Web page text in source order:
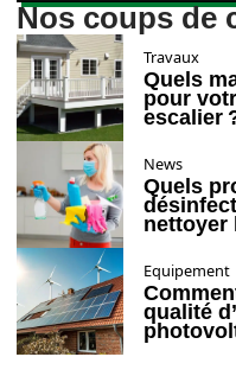
Nos coups de
Travaux
Quels
pour
escalier
News
Quels
nettoyer
Equipement
qualité